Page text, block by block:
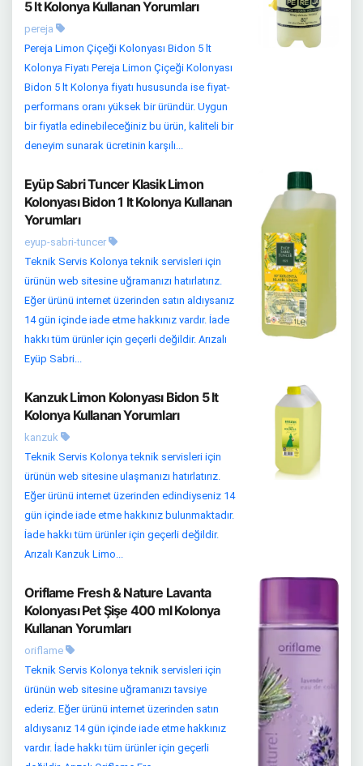
5 lt Kolonya Kullanan Yorumları
pereja
Pereja Limon Çiçeği Kolonyası Bidon 5 lt
Kolonya Fiyatı Pereja Limon Çiçeği Kolonyası
Bidon 5 lt Kolonya fiyatı hususunda ise fiyat-
performans oranı yüksek bir üründür. Uygun
bir fiyatla edinebileceğiniz bu ürün, kaliteli bir
deneyim sunarak ücretinin karşılı...
Eyüp Sabri Tuncer Klasik Limon
Kolonyası Bidon 1 lt Kolonya Kullanan
Yorumları
eyup-sabri-tuncer
Teknik Servis Kolonya teknik servisleri için
ürünün web sitesine uğramanızı hatırlatırız.
Eğer ürünü internet üzerinden satın aldıysanız
14 gün içinde iade etme hakkınız vardır. İade
hakkı tüm ürünler için geçerli değildir. Arızalı
Eyüp Sabri...
Kanzuk Limon Kolonyası Bidon 5 lt
Kolonya Kullanan Yorumları
kanzuk
Teknik Servis Kolonya teknik servisleri için
ürünün web sitesine ulaşmanızı hatırlatırız.
Eğer ürünü internet üzerinden edindiyseniz 14
gün içinde iade etme hakkınız bulunmaktadır.
İade hakkı tüm ürünler için geçerli değildir.
Arızalı Kanzuk Limo...
Oriflame Fresh & Nature Lavanta
Kolonyası Pet Şişe 400 ml Kolonya
Kullanan Yorumları
oriflame
Teknik Servis Kolonya teknik servisleri için
ürünün web sitesine uğramanızı tavsiye
ederiz. Eğer ürünü internet üzerinden satın
aldıysanız 14 gün içinde iade etme hakkınız
vardır. İade hakkı tüm ürünler için geçerli